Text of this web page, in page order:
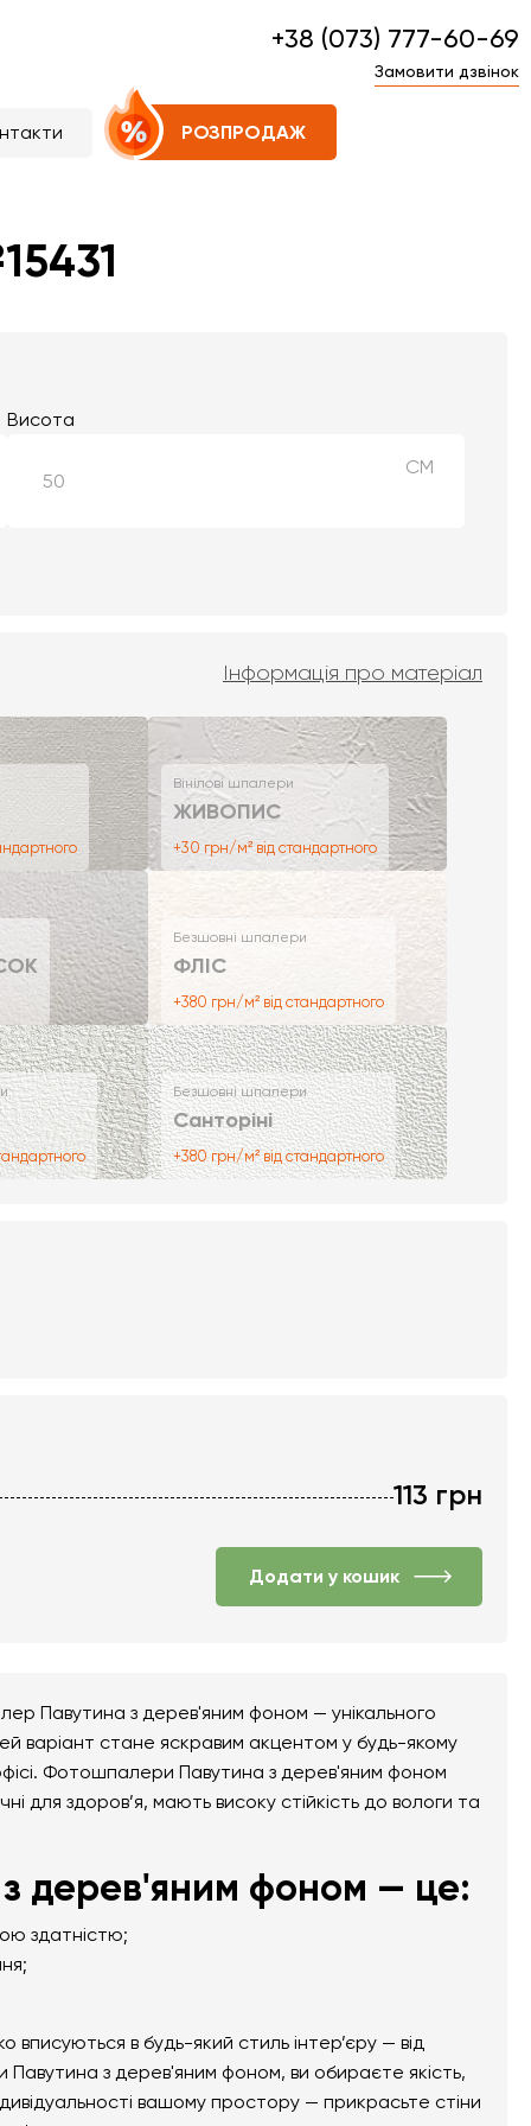
+38 (073) 777-60-69
Замовити дзвінок
РОЗПРОДАЖ
Висота
СМ
Інформація про матеріал
Вінілові шпалери
ЖИВОПИС
+30 грн/м² від стандартного
Безшовні шпалери
ФЛІС
+380 грн/м² від стандартного
Безшовні шпалери
Санторіні
+380 грн/м² від стандартного
113 грн
Додати у кошик
Павутина з дерев'яним фоном — унікального
варіант стане яскравим акцентом у будь-якому
офісі. Фотошпалери Павутина з дерев'яним фоном
для здоров’я, мають високу стійкість до вологи та
дерев'яним фоном — це:
здатністю;
в будь-який стиль інтер’єру — від
з дерев'яним фоном, ви обираєте якість,
вашому простору — прикрасьте стіни